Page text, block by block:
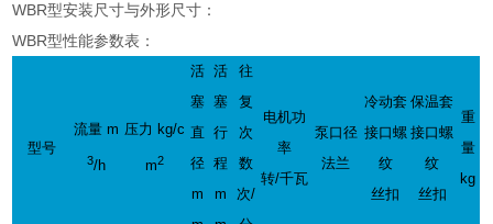
WBR型安装尺寸与外形尺寸：
WBR型性能参数表：
型号
流量 m
3/h
压力 kg/c
m2
活
塞
直
径
m
活
塞
行
程
m
往
复
次
数
次/
电机功
率
转/千瓦
泵口径
法兰
冷动套
接口螺
纹
丝扣
保温套
接口螺
纹
丝扣
重
量
kg